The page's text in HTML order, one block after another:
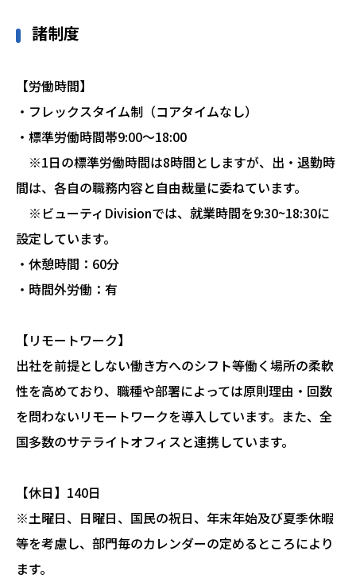
諸制度
【労働時間】
・フレックスタイム制（コアタイムなし）
・標準労働時間帯9:00～18:00
※1日の標準労働時間は8時間としますが、出・退勤時
間は、各自の職務内容と自由裁量に委ねています。
※ビューティDivisionでは、就業時間を9:30~18:30に
設定しています。
・休憩時間：60分
・時間外労働：有
【リモートワーク】
出社を前提としない働き方へのシフト等働く場所の柔軟
性を高めており、職種や部署によっては原則理由・回数
を問わないリモートワークを導入しています。また、全
国多数のサテライトオフィスと連携しています。
【休日】140日
※土曜日、日曜日、国民の祝日、年末年始及び夏季休暇
等を考慮し、部門毎のカレンダーの定めるところにより
ます。